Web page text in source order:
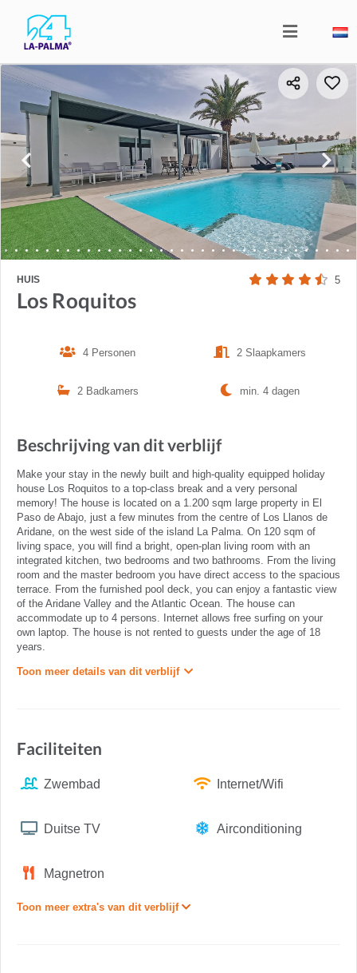
HUIS 5
Los Roquitos
4 Personen 2 Slaapkamers
2 Badkamers min. 4 dagen
Beschrijving van dit verblijf
Make your stay in the newly built and high-quality equipped holiday
house Los Roquitos to a top-class break and a very personal
memory! The house is located on a 1.200 sqm large property in El
Paso de Abajo, just a few minutes from the centre of Los Llanos de
Aridane, on the west side of the island La Palma. On 120 sqm of
living space, you will find a bright, open-plan living room with an
integrated kitchen, two bedrooms and two bathrooms. From the living
room and the master bedroom you have direct access to the spacious
terrace. From the furnished pool deck, you can enjoy a fantastic view
of the Aridane Valley and the Atlantic Ocean. The house can
accommodate up to 4 persons. Internet allows free surfing on your
own laptop. The house is not rented to guests under the age of 18
years.
Toon meer details van dit verblijf
Faciliteiten
Zwembad Internet/Wifi
Duitse TV Airconditioning
Magnetron
Toon meer extra's van dit verblijf